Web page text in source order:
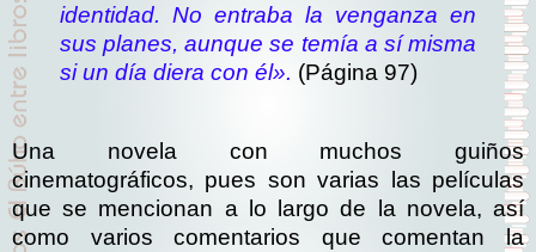
identidad. No entraba la venganza en
sus planes, aunque se temía a sí misma
si un día diera con él». (Página 97)
Una novela con muchos guiños
cinematográficos, pues son varias las películas
que se mencionan a lo largo de la novela, así
como varios comentarios que comentan la